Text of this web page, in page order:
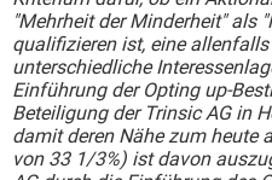
"Mehrheit der Minderheit" als
qualifizieren ist, eine
unterschiedliche
Einführung der Opting up-
Beteiligung der Trinsic AG in
damit deren Nähe zum heute
von 33 1/3%) ist davon